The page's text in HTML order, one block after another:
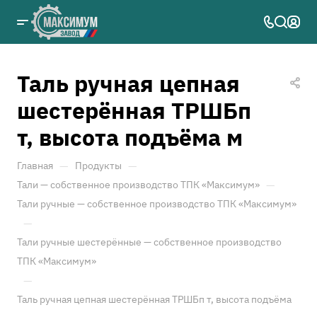
Таль ручная цепная
шестерённая ТРШБп
т, высота подъёма м
Главная — Продукты —
Тали — собственное производство ТПК «Максимум» —
Тали ручные — собственное производство ТПК «Максимум»
—
Тали ручные шестерённые — собственное производство
ТПК «Максимум»
—
Таль ручная цепная шестерённая ТРШБп т, высота подъёма